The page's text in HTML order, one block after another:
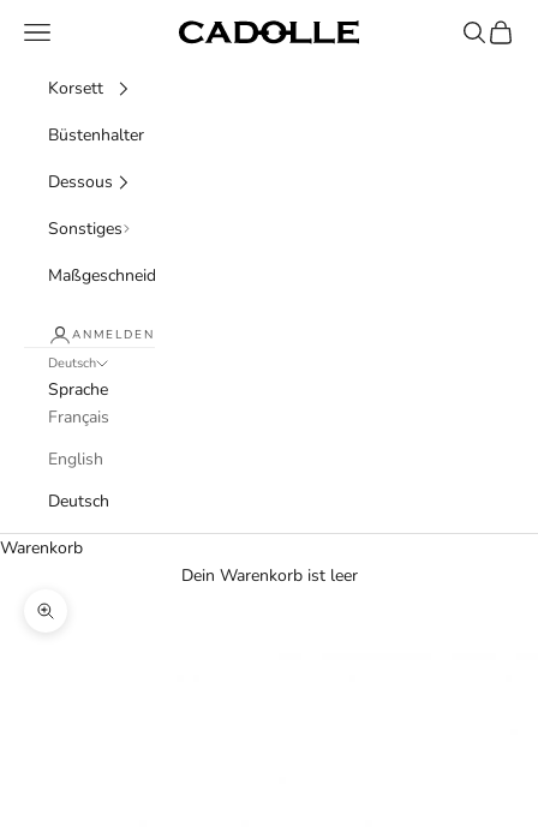
Cadolle
Menü Suchen
Korsett
Büstenhalter
Dessous
Sonstiges
Maßgeschneidert
ANMELDEN
Deutsch
Sprache
Français
English
Deutsch
Warenkorb
Dein Warenkorb ist leer
Bild vergrößern